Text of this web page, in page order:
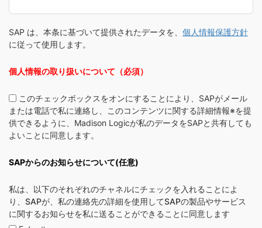
SAP は、本条に基づいて提供されたデータを、 個人情報保護方針
に従って使用します。
個人情報の取り扱いについて（必須）
このチェックボックスをオンにすることにより、SAPがメール
または電話で私に連絡し、このコンテンツに関する詳細情報※を提
供できるように、Madison Logicが私のデータをSAPと共有しても
よいことに同意します。
SAPからのお知らせについて(任意)
私は、以下のそれぞれのチャネルにチェックを入れることによ
り、SAPが、私の連絡先の詳細を使用してSAPの製品やサービス
に関するお知らせを私に送ることができることに同意します